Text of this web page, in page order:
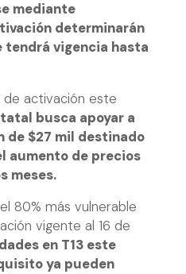
mediante
determinarán
tendrá vigencia hasta
de activación este
busca apoyar a
de $27 mil destinado
aumento de precios
meses.
80% más vulnerable
vigente al 16 de
en T13 este
ya pueden